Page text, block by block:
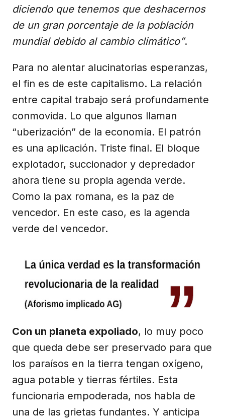
diciendo que tenemos que deshacernos
de un gran porcentaje de la población
mundial debido al cambio climático”.
Para no alentar alucinatorias esperanzas,
el fin es de este capitalismo. La relación
entre capital trabajo será profundamente
conmovida. Lo que algunos llaman
“uberización” de la economía. El patrón
es una aplicación. Triste final. El bloque
explotador, succionador y depredador
ahora tiene su propia agenda verde.
Como la pax romana, es la paz de
vencedor. En este caso, es la agenda
verde del vencedor.
Con un planeta expoliado, lo muy poco
que queda debe ser preservado para que
los paraísos en la tierra tengan oxígeno,
agua potable y tierras fértiles. Esta
funcionaria empoderada, nos habla de
una de las grietas fundantes. Y anticipa